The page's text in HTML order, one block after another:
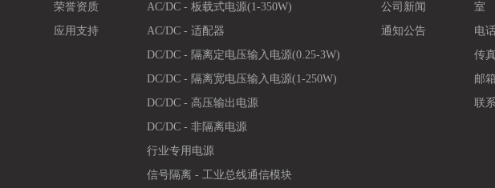
荣誉资质
应用支持
AC/DC - 板载式电源(1-350W)
AC/DC - 适配器
DC/DC - 隔离定电压输入电源(0.25-3W)
DC/DC - 隔离宽电压输入电源(1-250W)
DC/DC - 高压输出电源
DC/DC - 非隔离电源
行业专用电源
信号隔离 - 工业总线通信模块
公司新闻
通知公告
室
电
传
邮
联